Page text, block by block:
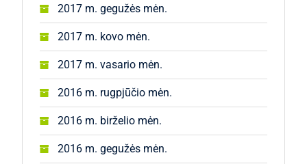
2017 m. gegužės mėn.
2017 m. kovo mėn.
2017 m. vasario mėn.
2016 m. rugpjūčio mėn.
2016 m. birželio mėn.
2016 m. gegužės mėn.